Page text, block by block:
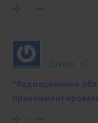
Justin
“Радиационное